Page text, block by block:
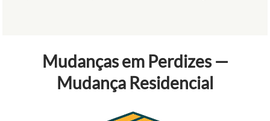
Mudanças em Perdizes —
Mudança Residencial